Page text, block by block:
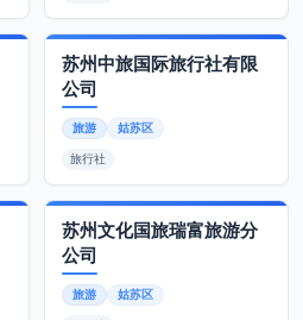
苏州中旅国际旅行社有限
公司
旅游 姑苏区
旅行社
苏州文化国旅瑞富旅游分
公司
旅游 姑苏区